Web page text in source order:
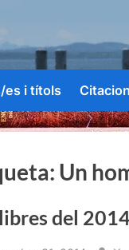
es i títols
Un
del